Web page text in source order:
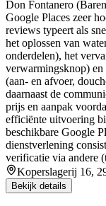
Don Fontanero
Google Places zeer
reviews typeert als
het oplossen van
onderdelen), het
verwarmingsknop)
(aan- en afvoer,
daarnaast de
prijs en aanpak
efficiënte uitvoering
beschikbare Google
dienstverlening
verificatie via andere
Koperslagerij 16,
Bekijk details